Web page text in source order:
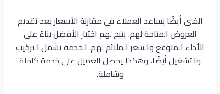
الفني أيضًا يساعد العملاء في مقارنة الأسعار بعد تقديم
العروض المتاحة لهم. يتيح لهم اختيار الأفضل بناءً على
الأداء المتوقع والسعر الملائم لهم. الخدمة تشمل التركيب
والتشغيل أيضًا، وهكذا يحصل العميل على خدمة كاملة
وشاملة.